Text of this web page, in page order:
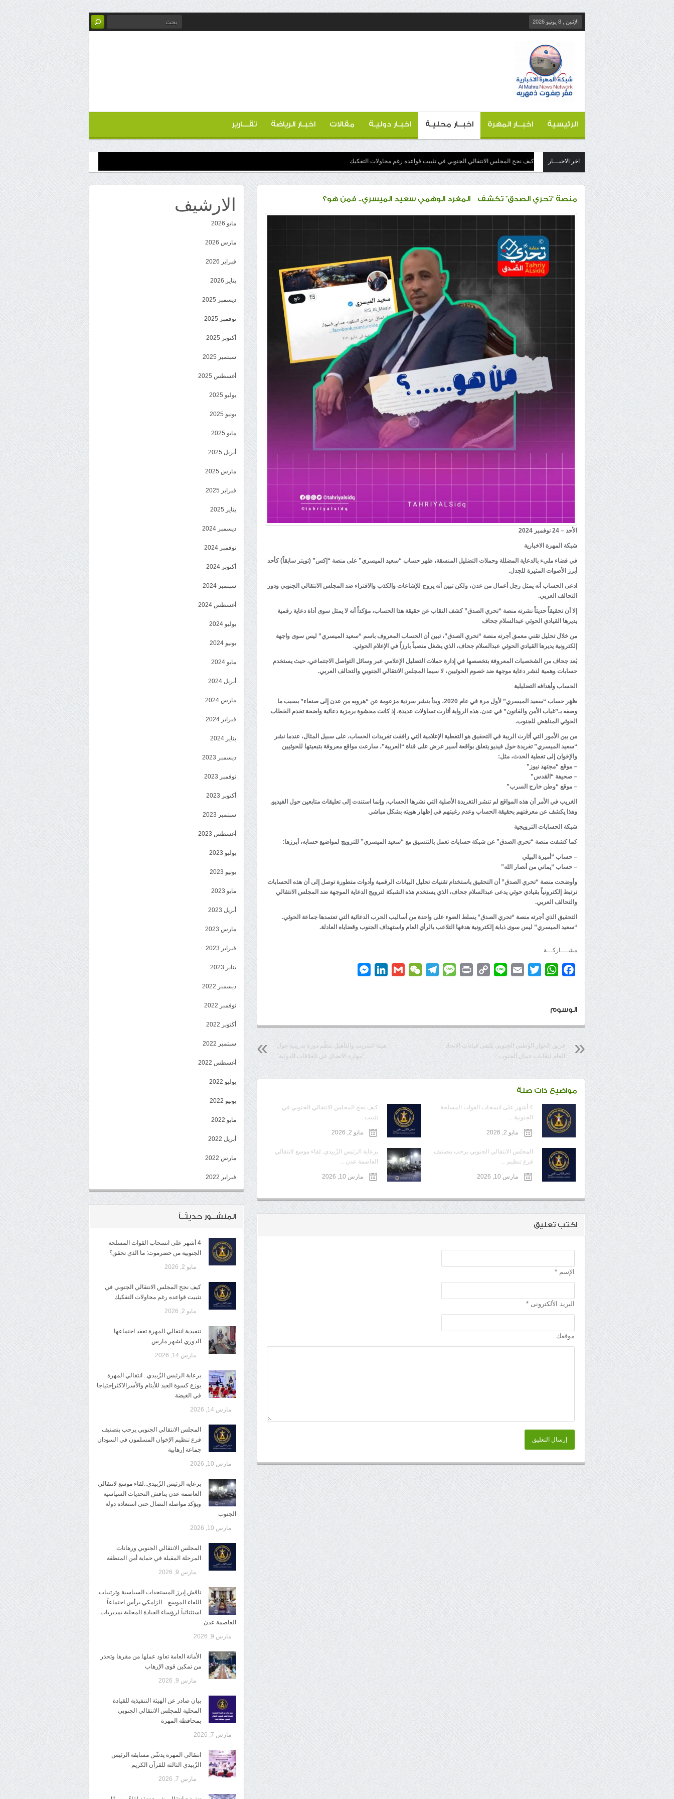
الإثنين , 8 يونيو 2026
الرئيسية اخبــار المهرة اخبــار محليـة اخبـار دوليـة مقالات اخبـار الرياضة تقـــارير
اخر الاخبـــار كيف نجح المجلس الانتقالي الجنوبي في تثبيت قواعده رغم محاولات التفكيك
منصة “تحري الصدق” تكشف المغرد الوهمي سعيد الميسري.. فمن هو؟
الأحد – 24 نوفمبر 2024
شبكة المهرة الاخبارية
في فضاء مليء بالدعاية المضللة وحملات التضليل المنسقة، ظهر حساب “سعيد الميسري” على منصة “إكس” (تويتر سابقاً) كأحد
أبرز الأصوات المثيرة للجدل.
ادعى الحساب أنه يمثل رجل أعمال من عدن، ولكن تبين أنه يروج للإشاعات والكذب والافتراء ضد المجلس الانتقالي الجنوبي ودور
التحالف العربي.
إلا أن تحقيقاً حديثاً نشرته منصة “تحري الصدق” كشف النقاب عن حقيقة هذا الحساب، مؤكداً أنه لا يمثل سوى أداة دعاية رقمية
يديرها القيادي الحوثي عبدالسلام جحاف
من خلال تحليل تقني معمق أجرته منصة “تحري الصدق”، تبين أن الحساب المعروف باسم “سعيد الميسري” ليس سوى واجهة
إلكترونية يديرها القيادي الحوثي عبدالسلام جحاف، الذي يشغل منصباً بارزاً في الإعلام الحوثي.
يُعد جحاف من الشخصيات المعروفة بتخصصها في إدارة حملات التضليل الإعلامي عبر وسائل التواصل الاجتماعي، حيث يستخدم
حسابات وهمية لنشر دعاية موجهة ضد خصوم الحوثيين، لا سيما المجلس الانتقالي الجنوبي والتحالف العربي.
الحساب وأهدافه التضليلية
ظهَر حساب “سعيد الميسري” لأول مرة في عام 2020، وبدأ بنشر سردية مزعومة عن “هروبه من عدن إلى صنعاء” بسبب ما
وصفه بـ”غياب الأمن والقانون” في عدن. هذه الرواية أثارت تساؤلات عديدة، إذ كانت محشوة برمزية دعائية واضحة تخدم الخطاب
الحوثي المناهض للجنوب.
من بين الأمور التي أثارت الريبة في التحقيق هو التغطية الإعلامية التي رافقت تغريدات الحساب، على سبيل المثال، عندما نشر
“سعيد الميسري” تغريدة حول فيديو يتعلق بواقعة أسير عرض على قناة “العربية”، سارعت مواقع معروفة بتبعيتها للحوثيين
والإخوان إلى تغطية الحدث، مثل:
– موقع “مجتهد نيوز”
– صحيفة “القدس”
– موقع “وطن خارج السرب”
الغريب في الأمر أن هذه المواقع لم تنشر التغريدة الأصلية التي نشرها الحساب، وإنما استندت إلى تعليقات متابعين حول الفيديو.
وهذا يكشف عن معرفتهم بحقيقة الحساب وعدم رغبتهم في إظهار هويته بشكل مباشر.
شبكة الحسابات الترويجية
كما كشفت منصة “تحري الصدق” عن شبكة حسابات تعمل بالتنسيق مع “سعيد الميسري” للترويج لمواضيع حسابه، أبرزها:
– حساب “أميرة البيلي
– حساب “يماني من أنصار الله”
وأوضحت منصة “تحري الصدق” أن التحقيق باستخدام تقنيات تحليل البيانات الرقمية وأدوات متطورة توصل إلى أن هذه الحسابات
ترتبط إلكترونياً بقيادي حوثي يدعى عبدالسلام جحاف، الذي يستخدم هذه الشبكة لترويج الدعاية الموجهة ضد المجلس الانتقالي
والتحالف العربي.
التحقيق الذي أجرته منصة “تحري الصدق” يسلط الضوء على واحدة من أساليب الحرب الدعائية التي تعتمدها جماعة الحوثي.
“سعيد الميسري” ليس سوى ذبابة إلكترونية هدفها التلاعب بالرأي العام واستهداف الجنوب وقضاياه العادلة.
مشــــاركـــة
Facebook
WhatsApp
Twitter
Email
Line
Copy
Print
Message
Telegram
WeChat
Gmail
LinkedIn
الوسوم
هيئة التدريب والتأهيل تنظّم دورة تدريبية حول
“مهارة الاتصال في العلاقات الدولية”
فريق الحوار الوطني الجنوبي يلتقي قيادات الاتحاد
العام لنقابات عمال الجنوب
مواضيع ذات صلة
4 أشهر على انسحاب القوات المسلحة
الجنوبية ...
مايو 2, 2026
كيف نجح المجلس الانتقالي الجنوبي في
تثبيت ...
مايو 2, 2026
المجلس الانتقالي الجنوبي يرحب بتصنيف
فرع تنظيم ...
مارس 10, 2026
برعاية الرئيس الزُبيدي..لقاء موسع لانتقالي
العاصمة عدن ...
مارس 10, 2026
اكتب تعليق
الإسم *
البريد الألكترونى *
موقعك
إرسال التعليق
الارشيف
مايو 2026
مارس 2026
فبراير 2026
يناير 2026
ديسمبر 2025
نوفمبر 2025
أكتوبر 2025
سبتمبر 2025
أغسطس 2025
يوليو 2025
يونيو 2025
مايو 2025
أبريل 2025
مارس 2025
فبراير 2025
يناير 2025
ديسمبر 2024
نوفمبر 2024
أكتوبر 2024
سبتمبر 2024
أغسطس 2024
يوليو 2024
يونيو 2024
مايو 2024
أبريل 2024
مارس 2024
فبراير 2024
يناير 2024
ديسمبر 2023
نوفمبر 2023
أكتوبر 2023
سبتمبر 2023
أغسطس 2023
يوليو 2023
يونيو 2023
مايو 2023
أبريل 2023
مارس 2023
فبراير 2023
يناير 2023
ديسمبر 2022
نوفمبر 2022
أكتوبر 2022
سبتمبر 2022
أغسطس 2022
يوليو 2022
يونيو 2022
مايو 2022
أبريل 2022
مارس 2022
فبراير 2022
المنشــور حديثــاً
4 أشهر على انسحاب القوات المسلحة
الجنوبية من حضرموت: ما الذي تحقق؟
مايو 2, 2026
كيف نجح المجلس الانتقالي الجنوبي في
تثبيت قواعده رغم محاولات التفكيك
مايو 2, 2026
تنفيذية انتقالي المهرة تعقد اجتماعها
الدوري لشهر مارس
مارس 14, 2026
برعاية الرئيس الزُبيدي.. انتقالي المهرة
يوزع كسوة العيد للأيتام والأسرالاكثرإحتياجا
في الغيضة
مارس 14, 2026
المجلس الانتقالي الجنوبي يرحب بتصنيف
فرع تنظيم الإخوان المسلمون في السودان
جماعة إرهابية
مارس 10, 2026
برعاية الرئيس الزُبيدي..لقاء موسع لانتقالي
العاصمة عدن يناقش التحديات السياسية
ويؤكد مواصلة النضال حتى استعادة دولة
الجنوب
مارس 10, 2026
المجلس الانتقالي الجنوبي ورهانات
المرحلة المقبلة في حماية أمن المنطقة
مارس 9, 2026
ناقش إبرز المستجدات السياسية وترتيبات
اللقاء الموسع .. الزامكي يرأس اجتماعاً
استثنائياً لرؤساء القيادة المحلية بمديريات
العاصمة عدن
مارس 9, 2026
الأمانة العامة تعاود عملها من مقرها وتحذر
من تمكين قوى الإرهاب
مارس 9, 2026
بيان صادر عن الهيئة التنفيذية للقيادة
المحلية للمجلس الانتقالي الجنوبي
بمحافظة المهرة
مارس 7, 2026
انتقالي المهرة يدشّن مسابقة الرئيس
الزُبيدي الثالثة للقرآن الكريم
مارس 7, 2026